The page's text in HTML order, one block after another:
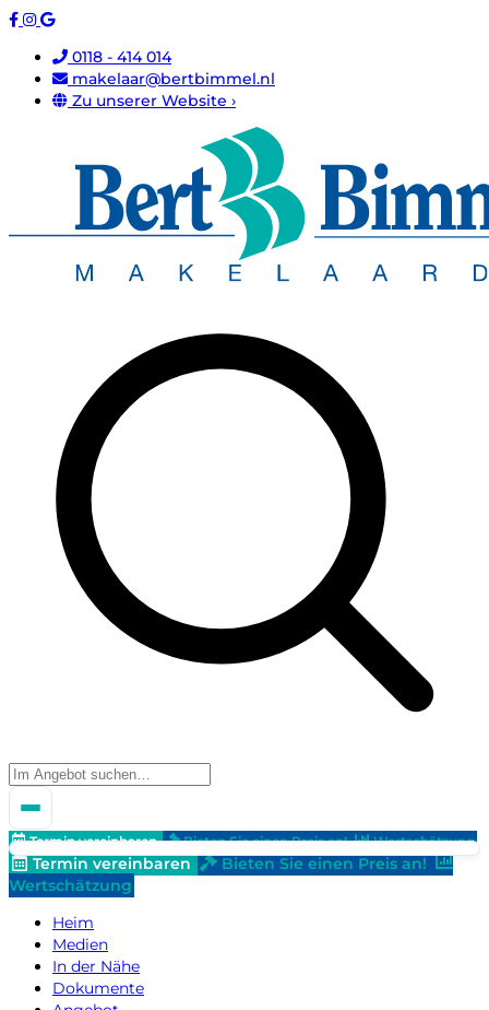
0118 - 414 014
makelaar@bertbimmel.nl
Zu unserer Website ›
Termin vereinbaren Bieten Sie einen Preis an! Wertschätzung
Termin vereinbaren
Bieten Sie einen Preis an!
Wertschätzung
Heim
Medien
In der Nähe
Dokumente